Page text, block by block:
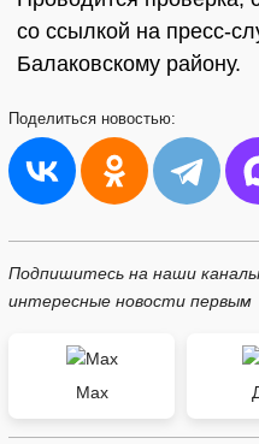
со ссылкой на пресс-
Балаковскому району.
Поделиться новостью:
Подпишитесь на наши
интересные новости первым
Max